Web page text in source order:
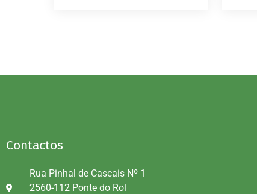
Contactos
Rua Pinhal de Cascais Nº 1
2560-112 Ponte do Rol